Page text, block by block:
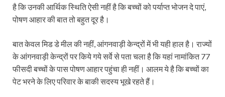
है कि उनकी आर्थिक स्थिति ऐसी नहीं है कि बच्चों को पर्याप्त भोजन दे पाएं,
पोषण आहार की बात तो बहुत दूर है।
बात केवल मिड डे मील की नहीं, आंगनवाड़ी केन्द्रों में भी यही हाल है। राज्यों
के आंगनवाड़ी केन्द्रों पर किये गये सर्वे से पता चला है कि यहां नामांकित 77
फीसदी बच्चों के पास पोषण आहार पहुंचा ही नहीं। आलम ये है कि बच्चों का
पेट भरने के लिए परिवार के बाकी सदस्य भूखे रहते हैं।